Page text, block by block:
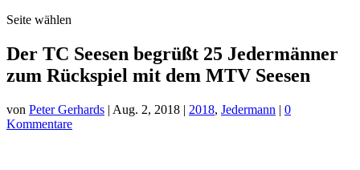
Seite wählen
Der TC Seesen begrüßt 25 Jedermänner
zum Rückspiel mit dem MTV Seesen
von Peter Gerhards | Aug. 2, 2018 | 2018, Jedermann | 0
Kommentare